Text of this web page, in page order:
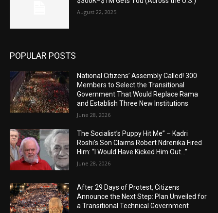
August 22, 2025
POPULAR POSTS
National Citizens’ Assembly Called! 300
Members to Select the Transitional
Government That Would Replace Rama
and Establish Three New Institutions
June 28, 2026
The Socialist’s Puppy Hit Me” – Kadri
Roshi’s Son Claims Robert Ndrenika Fired
Him: “I Would Have Kicked Him Out…”
June 28, 2026
After 29 Days of Protest, Citizens
Announce the Next Step: Plan Unveiled for
a Transitional Technical Government